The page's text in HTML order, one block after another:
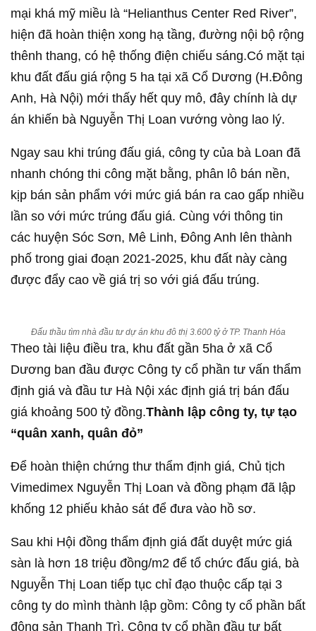
mại khá mỹ miều là “Helianthus Center Red River”,
hiện đã hoàn thiện xong hạ tầng, đường nội bộ rộng
thênh thang, có hệ thống điện chiếu sáng.Có mặt tại
khu đất đấu giá rộng 5 ha tại xã Cổ Dương (H.Đông
Anh, Hà Nội) mới thấy hết quy mô, đây chính là dự
án khiến bà Nguyễn Thị Loan vướng vòng lao lý.
Ngay sau khi trúng đấu giá, công ty của bà Loan đã
nhanh chóng thi công mặt bằng, phân lô bán nền,
kịp bán sản phẩm với mức giá bán ra cao gấp nhiều
lần so với mức trúng đấu giá. Cùng với thông tin
các huyện Sóc Sơn, Mê Linh, Đông Anh lên thành
phố trong giai đoạn 2021-2025, khu đất này càng
được đẩy cao về giá trị so với giá đấu trúng.
Đấu thầu tìm nhà đầu tư dự án khu đô thị 3.600 tỷ ở TP. Thanh Hóa
Theo tài liệu điều tra, khu đất gần 5ha ở xã Cổ
Dương ban đầu được Công ty cổ phần tư vấn thẩm
định giá và đầu tư Hà Nội xác định giá trị bán đấu
giá khoảng 500 tỷ đồng.Thành lập công ty, tự tạo
“quân xanh, quân đỏ”
Để hoàn thiện chứng thư thẩm định giá, Chủ tịch
Vimedimex Nguyễn Thị Loan và đồng phạm đã lập
khống 12 phiếu khảo sát để đưa vào hồ sơ.
Sau khi Hội đồng thẩm định giá đất duyệt mức giá
sàn là hơn 18 triệu đồng/m2 để tổ chức đấu giá, bà
Nguyễn Thị Loan tiếp tục chỉ đạo thuộc cấp tại 3
công ty do mình thành lập gồm: Công ty cổ phần bất
động sản Thanh Trì, Công ty cổ phần đầu tư bất